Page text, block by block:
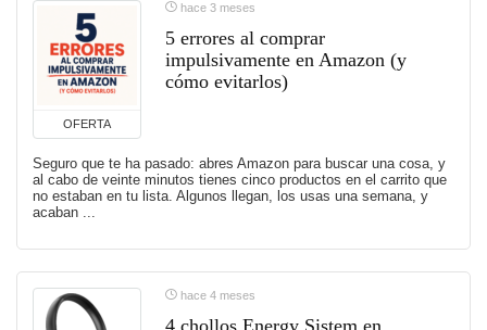
OFERTA
hace 3 meses
5 errores al comprar
impulsivamente en Amazon (y
cómo evitarlos)
Seguro que te ha pasado: abres Amazon para buscar una cosa, y
al cabo de veinte minutos tienes cinco productos en el carrito que
no estaban en tu lista. Algunos llegan, los usas una semana, y
acaban ...
hace 4 meses
4 chollos Energy Sistem en